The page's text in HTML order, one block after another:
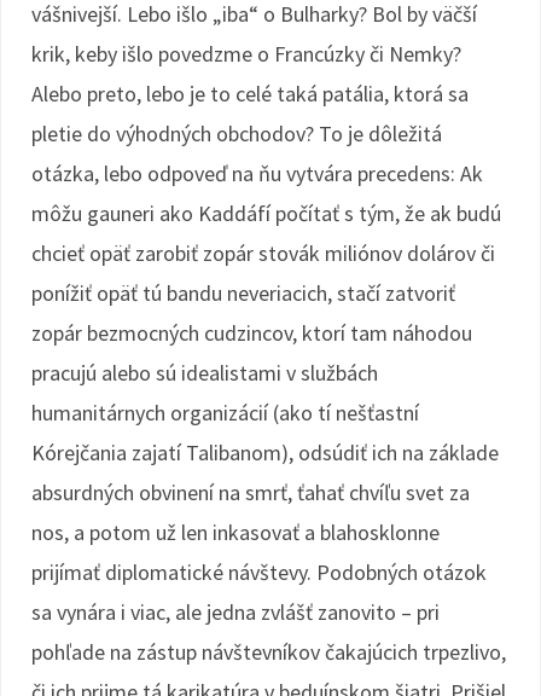
vášnivejší. Lebo išlo „iba“ o Bulharky? Bol by väčší
krik, keby išlo povedzme o Francúzky či Nemky?
Alebo preto, lebo je to celé taká patália, ktorá sa
pletie do výhodných obchodov? To je dôležitá
otázka, lebo odpoveď na ňu vytvára precedens: Ak
môžu gauneri ako Kaddáfí počítať s tým, že ak budú
chcieť opäť zarobiť zopár stovák miliónov dolárov či
ponížiť opäť tú bandu neveriacich, stačí zatvoriť
zopár bezmocných cudzincov, ktorí tam náhodou
pracujú alebo sú idealistami v službách
humanitárnych organizácií (ako tí nešťastní
Kórejčania zajatí Talibanom), odsúdiť ich na základe
absurdných obvinení na smrť, ťahať chvíľu svet za
nos, a potom už len inkasovať a blahosklonne
prijímať diplomatické návštevy. Podobných otázok
sa vynára i viac, ale jedna zvlášť zanovito – pri
pohľade na zástup návštevníkov čakajúcich trpezlivo,